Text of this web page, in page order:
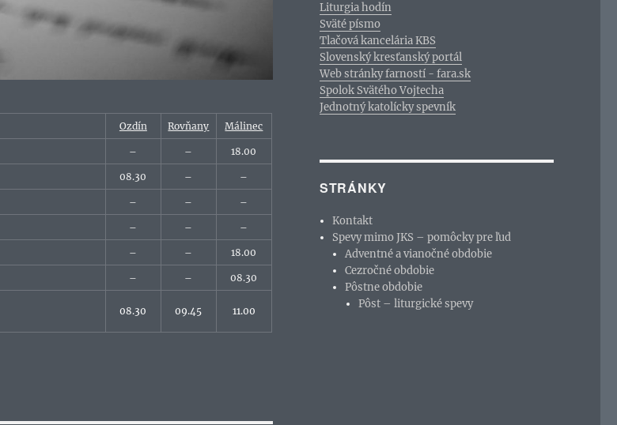
Ozdín Rovňany Málinec
– – 18.00
08.30 – –
– – –
– – –
– – 18.00
– – 08.30
08.30 09.45 11.00
Liturgia hodín
Sväté písmo
Tlačová kancelária KBS
Slovenský kresťanský portál
Web stránky farností - fara.sk
Spolok Svätého Vojtecha
Jednotný katolícky spevník
STRÁNKY
Kontakt
Spevy mimo JKS – pomôcky pre ľud
Adventné a vianočné obdobie
Cezročné obdobie
Pôstne obdobie
Pôst – liturgické spevy